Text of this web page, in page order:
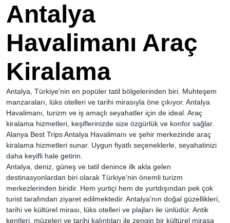
Antalya
Havalimanı Araç
Kiralama
Antalya, Türkiye'nin en popüler tatil bölgelerinden biri. Muhteşem
manzaraları, lüks otelleri ve tarihi mirasıyla öne çıkıyor. Antalya
Havalimanı, turizm ve iş amaçlı seyahatler için de ideal. Araç
kiralama hizmetleri, keşiflerinizde size özgürlük ve konfor sağlar.
Alanya Best Trips Antalya Havalimanı ve şehir merkezinde araç
kiralama hizmetleri sunar. Uygun fiyatlı seçeneklerle, seyahatinizi
daha keyifli hale getirin.
Antalya, deniz, güneş ve tatil denince ilk akla gelen
destinasyonlardan biri olarak Türkiye'nin önemli turizm
merkezlerinden biridir. Hem yurtiçi hem de yurtdışından pek çok
turist tarafından ziyaret edilmektedir. Antalya'nın doğal güzellikleri,
tarihi ve kültürel mirası, lüks otelleri ve plajları ile ünlüdür. Antik
kentleri, müzeleri ve tarihi kalıntıları ile zengin bir kültürel mirasa